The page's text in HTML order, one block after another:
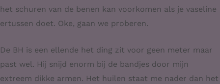
het schuren van de benen kan voorkomen als je vaseline
ertussen doet. Oke, gaan we proberen.
De BH is een ellende het ding zit voor geen meter maar
past wel. Hij snijd enorm bij de bandjes door mijn
extreem dikke armen. Het huilen staat me nader dan het